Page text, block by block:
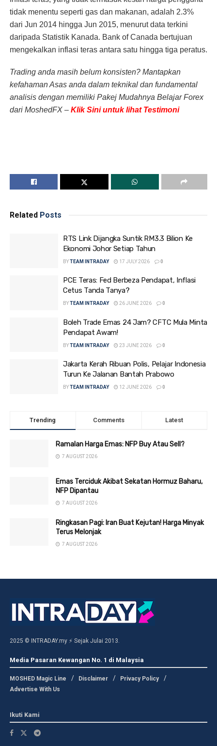
tidak menentu seperti gas dan makanan, adalah 2.3%
dari Jun 2014 hingga Jun 2015, menurut data terkini
daripada Statistik Kanada. Bank of Canada bertujuan
mengekalkan inflasi teras antara satu hingga tiga peratus.
Trading anda masih belum konsisten? Mantapkan
kefahaman Asas anda dalam teknikal dan fundamental
analisis dengan memiliki Pakej Mudahnya Belajar Forex
dari MoshedFX – Klik Sini untuk lihat Testimoni
Related Posts
RTS Link Dijangka Suntik RM3.3 Bilion Ke
Ekonomi Johor Setiap Tahun
BYTEAM INTRADAY 17 JULY 2026 0
PCE Teras: Fed Berbeza Pendapat, Inflasi
Cetus Tanda Tanya?
BYTEAM INTRADAY 26 JUNE 2026 0
Boleh Trade Emas 24 Jam? CFTC Mula Minta
Pendapat Awam!
BYTEAM INTRADAY 23 JUNE 2026 0
Jakarta Kerah Ribuan Polis, Pelajar Indonesia
Turun Ke Jalanan Bantah Prabowo
BYTEAM INTRADAY 12 JUNE 2026 0
Trending Comments Latest
Ramalan Harga Emas: NFP Buy Atau Sell?
7 AUGUST 2026
Emas Terciduk Akibat Sekatan Hormuz Baharu,
NFP Dipantau
7 AUGUST 2026
Ringkasan Pagi: Iran Buat Kejutan! Harga Minyak
Terus Melonjak
7 AUGUST 2026
2025 © INTRADAY.my ⚡ Sejak Julai 2013.
Media Pasaran Kewangan No. 1 di Malaysia
MOSHED Magic Line Disclaimer
Privacy Policy
Advertise With Us
Ikuti Kami